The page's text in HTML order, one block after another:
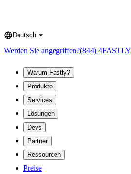
Language
Deutsch
Werden Sie angegriffen?(844) 4FASTLY
Warum Fastly?
Produkte
Services
Lösungen
Devs
Partner
Ressourcen
Preise